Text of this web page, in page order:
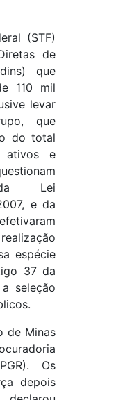
(STF)
de
que
110 mil
levar
que
do total
ativos e
Lei
e da
espécie
37 da
seleção
de Minas
Os
depois